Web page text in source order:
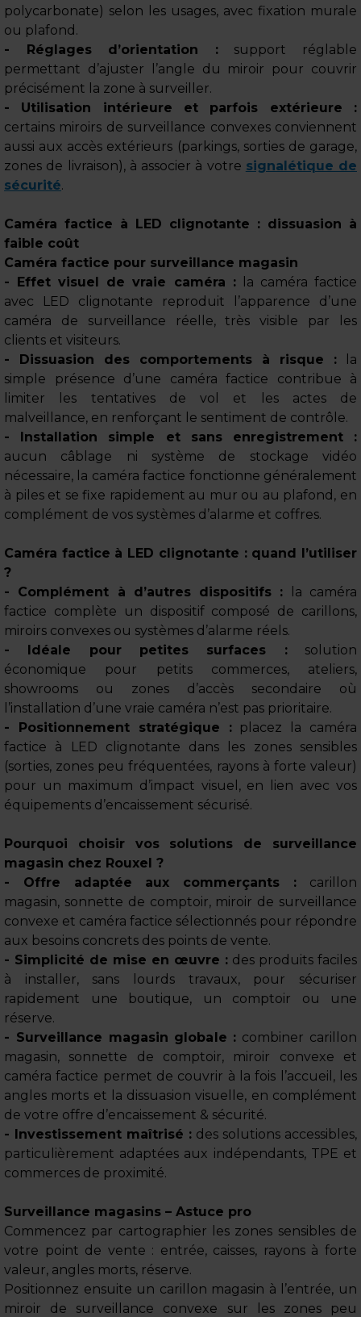
polycarbonate) selon les usages, avec fixation murale
ou plafond.
- Réglages d’orientation :support réglable
permettant d’ajuster l’angle du miroir pour couvrir
précisément la zone à surveiller.
- Utilisation intérieure et parfois extérieure :
certains miroirs de surveillance convexes conviennent
aussi aux accès extérieurs (parkings, sorties de garage,
zones de livraison), à associer à votre signalétique de
sécurité.
Caméra factice à LED clignotante : dissuasion à
faible coût
Caméra factice pour surveillance magasin
- Effet visuel de vraie caméra :la caméra factice
avec LED clignotante reproduit l’apparence d’une
caméra de surveillance réelle, très visible par les
clients et visiteurs.
- Dissuasion des comportements à risque : la
simple présence d’une caméra factice contribue à
limiter les tentatives de vol et les actes de
malveillance, en renforçant le sentiment de contrôle.
- Installation simple et sans enregistrement :
aucun câblage ni système de stockage vidéo
nécessaire, la caméra factice fonctionne généralement
à piles et se fixe rapidement au mur ou au plafond, en
complément de vos systèmes d’alarme et coffres.
Caméra factice à LED clignotante : quand l’utiliser
?
- Complément à d’autres dispositifs : la caméra
factice complète un dispositif composé de carillons,
miroirs convexes ou systèmes d’alarme réels.
- Idéale pour petites surfaces :solution
économique pour petits commerces, ateliers,
showrooms ou zones d’accès secondaire où
l’installation d’une vraie caméra n’est pas prioritaire.
- Positionnement stratégique :placez la caméra
factice à LED clignotante dans les zones sensibles
(sorties, zones peu fréquentées, rayons à forte valeur)
pour un maximum d’impact visuel, en lien avec vos
équipements d’encaissement sécurisé.
Pourquoi choisir vos solutions de surveillance
magasin chez Rouxel ?
- Offre adaptée aux commerçants : carillon
magasin, sonnette de comptoir, miroir de surveillance
convexe et caméra factice sélectionnés pour répondre
aux besoins concrets des points de vente.
- Simplicité de mise en œuvre : des produits faciles
à installer, sans lourds travaux, pour sécuriser
rapidement une boutique, un comptoir ou une
réserve.
- Surveillance magasin globale : combiner carillon
magasin, sonnette de comptoir, miroir convexe et
caméra factice permet de couvrir à la fois l’accueil, les
angles morts et la dissuasion visuelle, en complément
de votre offre d’encaissement & sécurité.
- Investissement maîtrisé : des solutions accessibles,
particulièrement adaptées aux indépendants, TPE et
commerces de proximité.
Surveillance magasins – Astuce pro
Commencez par cartographier les zones sensibles de
votre point de vente : entrée, caisses, rayons à forte
valeur, angles morts, réserve.
Positionnez ensuite un carillon magasin à l’entrée, un
miroir de surveillance convexe sur les zones peu